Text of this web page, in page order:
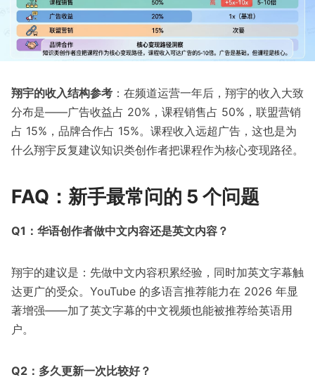
翔宇的收入结构参考 ：在频道运营一年后，翔宇的收入大致
分布是——广告收益占 20%，课程销售占 50%，联盟营销
占 15%，品牌合作占 15%。课程收入远超广告，这也是为
什么翔宇反复建议知识类创作者把课程作为核心变现路径。
FAQ：新手最常问的 5 个问题
Q1：华语创作者做中文内容还是英文内容？
翔宇的建议是：先做中文内容积累经验，同时加英文字幕触
达更广的受众。YouTube 的多语言推荐能力在 2026 年显
著增强——加了英文字幕的中文视频也能被推荐给英语用
户。
Q2：多久更新一次比较好？